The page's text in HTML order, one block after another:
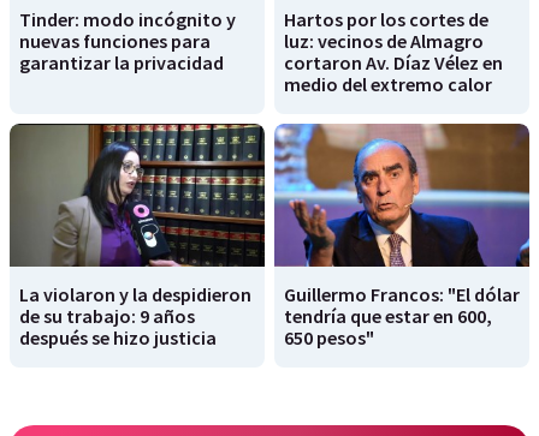
Tinder: modo incógnito y
nuevas funciones para
garantizar la privacidad
Hartos por los cortes de
luz: vecinos de Almagro
cortaron Av. Díaz Vélez en
medio del extremo calor
La violaron y la despidieron
de su trabajo: 9 años
después se hizo justicia
Guillermo Francos: "El dólar
tendría que estar en 600,
650 pesos"